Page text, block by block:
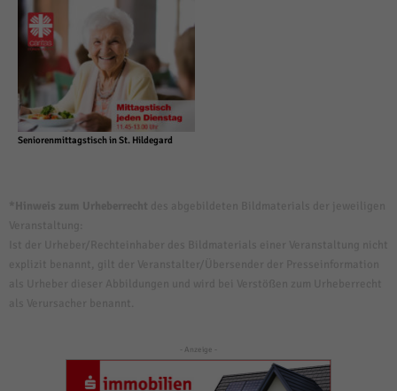
Seniorenmittagstisch in St. Hildegard
- Anzeige -